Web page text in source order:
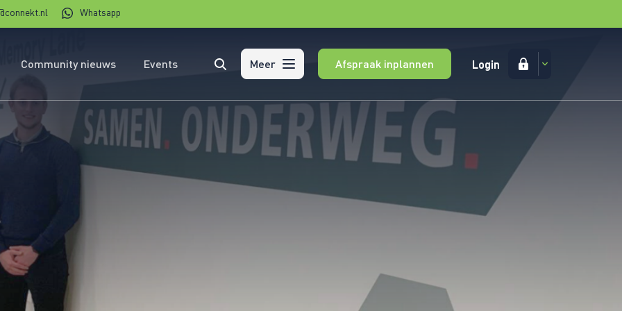
Whatsapp
Community nieuws EventsZoeken Meer Afspraak inplannen Login